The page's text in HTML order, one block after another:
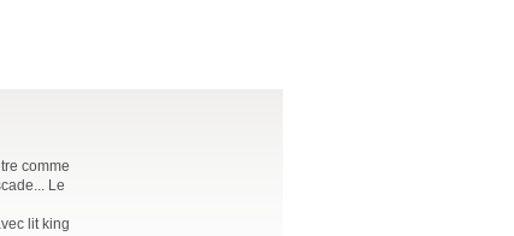
comme
Le
lit king